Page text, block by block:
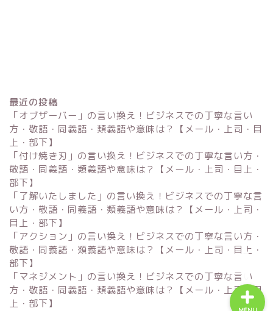
最近の投稿
「オブザーバー」の言い換え！ビジネスでの丁寧な言い
方・敬語・同義語・類義語や意味は？【メール・上司・目
上・部下】
「付け焼き刃」の言い換え！ビジネスでの丁寧な言い方・
敬語・同義語・類義語や意味は？【メール・上司・目上・
部下】
「了解いたしました」の言い換え！ビジネスでの丁寧な言
い方・敬語・同義語・類義語や意味は？【メール・上司・
目上・部下】
「アクション」の言い換え！ビジネスでの丁寧な言い方・
敬語・同義語・類義語や意味は？【メール・上司・目上・
部下】
「マネジメント」の言い換え！ビジネスでの丁寧な言い
方・敬語・同義語・類義語や意味は？【メール・上司・目
上・部下】
Excel
単位変換・換算
科学・計算関連